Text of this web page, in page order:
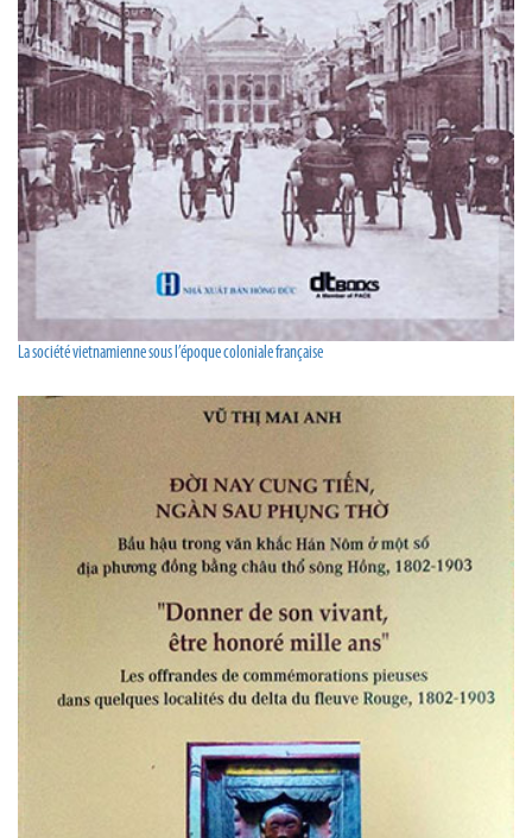
La société vietnamienne sous l’époque coloniale française